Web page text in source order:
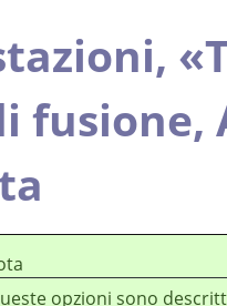
«
fusione,
opzioni sono